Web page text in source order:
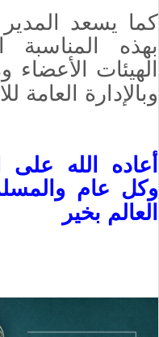
كما يسعد المدير
بهذه المناسبة
الهيئات الأعضاء
وبالإدارة العامة
أعاده الله على
وكل عام
العالم بخير